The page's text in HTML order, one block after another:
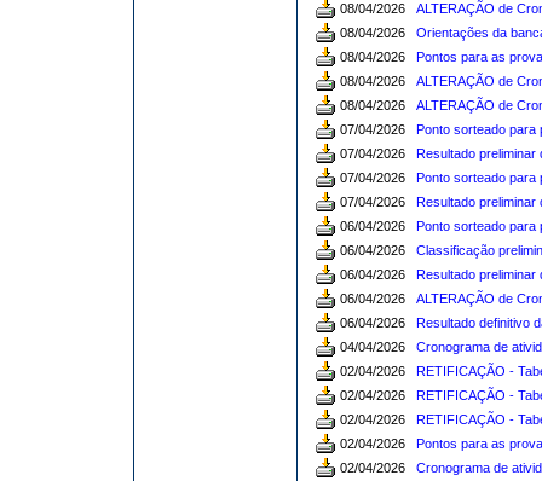
08/04/2026
ALTERAÇÃO de
08/04/2026
Orientações da
08/04/2026
Pontos para as
08/04/2026
ALTERAÇÃO de
08/04/2026
ALTERAÇÃO de
07/04/2026
Ponto sorteado para
07/04/2026
Resultado
07/04/2026
Ponto sorteado para
07/04/2026
Resultado
06/04/2026
Ponto sorteado para
06/04/2026
Classificação
06/04/2026
Resultado
06/04/2026
ALTERAÇÃO de
06/04/2026
Resultado definitivo
04/04/2026
Cronograma de
02/04/2026
RETIFICAÇÃO -
02/04/2026
RETIFICAÇÃO -
02/04/2026
RETIFICAÇÃO -
02/04/2026
Pontos para as
02/04/2026
Cronograma de